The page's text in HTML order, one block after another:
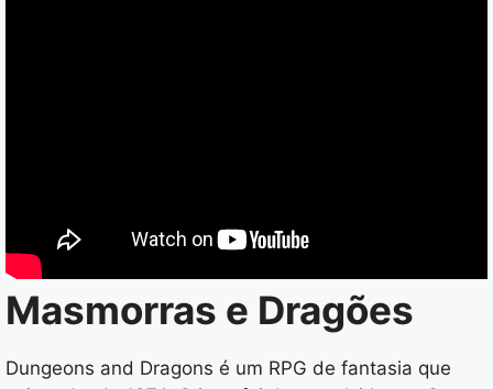
Masmorras e Dragões
Dungeons and Dragons é um RPG de fantasia que